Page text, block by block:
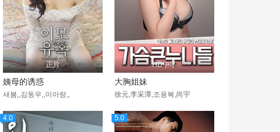
正片
姨母的诱惑
새봄,,김동우,,이아랑,,
HD中字
大胸姐妹
徐元,李采潭,조용복,尚宇
4.0 5.0